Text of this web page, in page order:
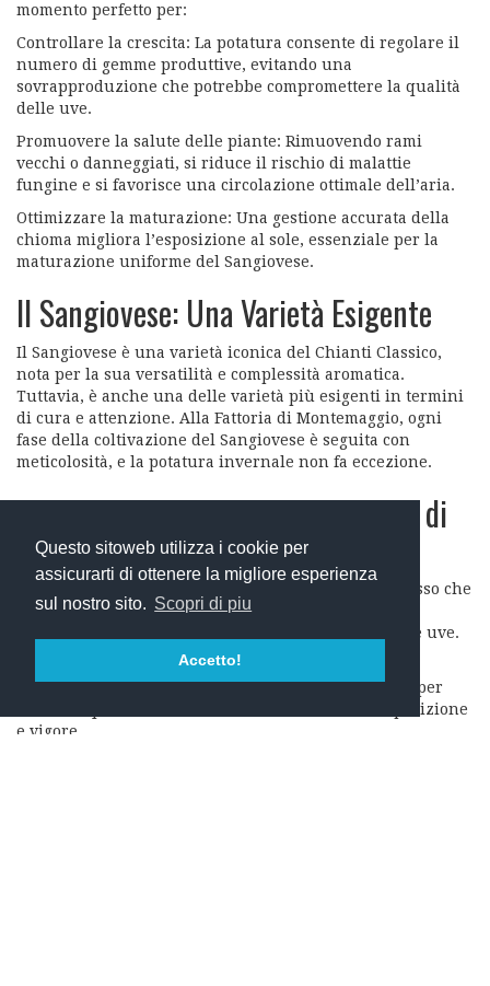
Questo sitoweb utilizza i cookie per
assicurarti di ottenere la migliore esperienza
sul nostro sito. Scopri di piu
Accetto!
momento perfetto per:
Controllare la crescita: La potatura consente di regolare il
numero di gemme produttive, evitando una
sovrapproduzione che potrebbe compromettere la qualità
delle uve.
Promuovere la salute delle piante: Rimuovendo rami
vecchi o danneggiati, si riduce il rischio di malattie
fungine e si favorisce una circolazione ottimale dell’aria.
Ottimizzare la maturazione: Una gestione accurata della
chioma migliora l’esposizione al sole, essenziale per la
maturazione uniforme del Sangiovese.
Il Sangiovese: Una Varietà Esigente
Il Sangiovese è una varietà iconica del Chianti Classico,
nota per la sua versatilità e complessità aromatica.
Tuttavia, è anche una delle varietà più esigenti in termini
di cura e attenzione. Alla Fattoria di Montemaggio, ogni
fase della coltivazione del Sangiovese è seguita con
meticolosità, e la potatura invernale non fa eccezione.
Il Metodo di Potatura alla Fattoria di
Montemaggio
Alla Fattoria di Montemaggio, la potatura è un processo che
combina tradizione e innovazione, con l’obiettivo di
rispettare l’ambiente e massimizzare la qualità delle uve.
Ecco i passaggi principali:
Valutazione della vite: Ogni pianta viene analizzata per
decidere quali tralci mantenere in base alla loro posizione
e vigore.